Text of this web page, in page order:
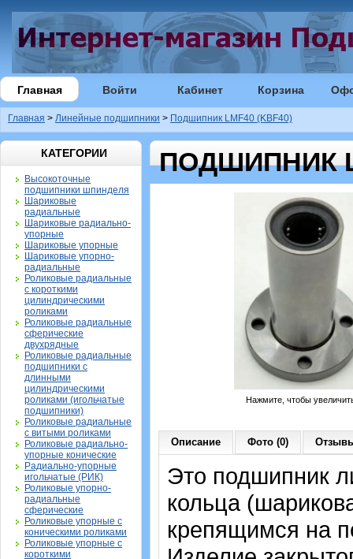
Главная Войти Кабинет Корзина
Главная > Линейные подшипники > Подшипник LMF40 (KBF40)
КАТЕГОРИИ
Высокоточные
подшипники шпинделя
Шариковые
радиальные
Шариковые радиально-
упорные
Шариковые упорные
Шариковые упорно-
радиальные
Роликовые радиальные
с короткими
цилиндрическими
роликами
Роликовые радиальные
сферические
двухрядные
Роликовые радиальные
подшипники с
длинными
цилиндрическими
роликами (игольчатые
подшипники)
Роликовые радиальные
с витыми роликами
Роликовые радиально-
упорные конические
Радиально-упорные
игольчатые (РИК)
Роликовые упорно-
радиальные
сферические
Роликовые упорные с
коническими роликами
Роликовые упорные с
короткими
ПОДШИПНИК
Нажмите, чтобы
Описание Фото (0)
Это подшипник
кольца
крепящимся на